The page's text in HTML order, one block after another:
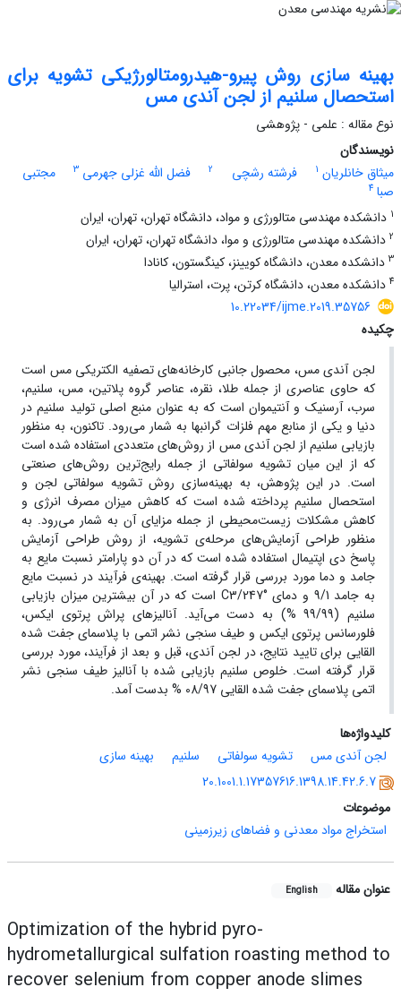
بهینه سازی روش پیرو-هیدرومتالورژیکی تشویه برای
استحصال سلنیم از لجن آندی مس
نوع مقاله : علمی - پژوهشی
نویسندگان
میثاق خانلریان 1 فرشته رشچی 2 فضل الله غزلی جهرمی 3
مجتبی
صبا 4
1 دانشکده مهندسی متالورژی و مواد، دانشگاه تهران، تهران، ایران
2 دانشکده مهندسی متالورژی و موا، دانشگاه تهران، تهران، ایران
3 دانشکده معدن، دانشگاه کویینز، کینگستون، کانادا
4 دانشکده معدن، دانشگاه کرتن، پرت، استرالیا
10.22034/ijme.2019.35756
چکیده
لجن آندی مس، محصول جانبی کارخانه‌های تصفیه الکتریکی مس است
که حاوی عناصری از جمله طلا، نقره، عناصر گروه پلاتین، مس، سلنیم،
سرب، آرسنیک و آنتیموان است که به عنوان منبع اصلی تولید سلنیم در
دنیا و یکی از منابع مهم فلزات گرانبها به شمار می‌رود. تاکنون، به منظور
بازیابی سلنیم از لجن آندی مس از روش‌های متعددی استفاده شده است
که از این میان تشویه سولفاتی از جمله رایج‌ترین روش‌های صنعتی
است. در این پژوهش، به بهینه‌سازی روش تشویه سولفاتی لجن و
استحصال سلنیم پرداخته شده است که کاهش میزان مصرف انرژی و
کاهش مشکلات زیست‌محیطی از جمله مزایای آن به شمار می‌رود. به
منظور طراحی آزمایش‌های مرحله‌ی تشویه، از روش طراحی آزمایش
پاسخ دی اپتیمال استفاده شده است که در آن دو پارامتر نسبت مایع به
جامد و دما مورد بررسی قرار گرفته است. بهینه‌ی فرآیند در نسبت مایع
به جامد 9/1 و دمای °C3/247 است که در آن بیشترین میزان بازیابی
سلنیم (99/99 %) به دست می‌آید. آنالیزهای پراش پرتوی ایکس،
فلورسانس پرتوی ایکس و طیف سنجی نشر اتمی با پلاسمای جفت شده
القایی برای تایید نتایج، در لجن آندی، قبل و بعد از فرآیند، مورد بررسی
قرار گرفته است. خلوص سلنیم بازیابی شده با آنالیز طیف سنجی نشر
اتمی پلاسمای جفت شده القایی 08/97 % بدست آمد.
کلیدواژه‌ها
لجن آندی مس
تشویه سولفاتی سلنیم
بهینه سازی
20.1001.1.17357616.1398.14.42.6.7
موضوعات
استخراج مواد معدنی و فضاهای زیرزمینی
عنوان مقاله English
Optimization of the hybrid pyro-
hydrometallurgical sulfation roasting method to
recover selenium from copper anode slimes